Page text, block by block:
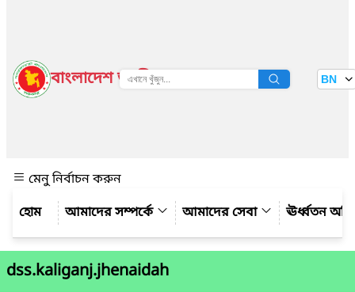
বাংলাদেশ জাতীয় তথ্য বাতায়ন BN
মেনু নির্বাচন করুন
আমাদের সম্পর্কে
আমাদের সেবা ঊর্ধ্বতন
dss.kaliganj.jhenaidah